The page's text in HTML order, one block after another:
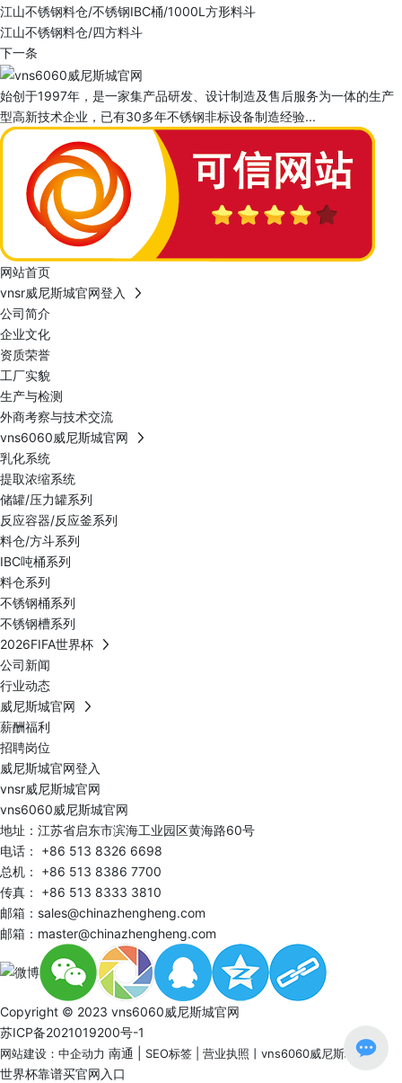
江山不锈钢料仓/不锈钢IBC桶/1000L方形料斗
江山不锈钢料仓/四方料斗
下一条
始创于1997年，是一家集产品研发、设计制造及售后服务为一体的生产
型高新技术企业，已有30多年不锈钢非标设备制造经验...
网站首页
vnsr威尼斯城官网登入
公司简介
企业文化
资质荣誉
工厂实貌
生产与检测
外商考察与技术交流
vns6060威尼斯城官网
乳化系统
提取浓缩系统
储罐/压力罐系列
反应容器/反应釜系列
料仓/方斗系列
IBC吨桶系列
料仓系列
不锈钢桶系列
不锈钢槽系列
2026FIFA世界杯
公司新闻
行业动态
威尼斯城官网
薪酬福利
招聘岗位
威尼斯城官网登入
vnsr威尼斯城官网
vns6060威尼斯城官网
地址：江苏省启东市滨海工业园区黄海路60号
电话： +86 513 8326 6698
总机： +86 513 8386 7700
传真： +86 513 8333 3810
邮箱： sales@chinazhengheng.com
邮箱： master@chinazhengheng.com
Copyright © 2023 vns6060威尼斯城官网
苏ICP备2021019200号-1
网站建设：中企动力 南通 SEO标签 营业执照 丨 vns6060威尼斯城官网
世界杯靠谱买官网入口